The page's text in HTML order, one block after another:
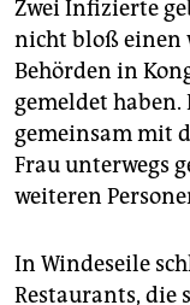
Zwei Infizierte
nicht bloß einen
Behörden in
gemeldet haben.
gemeinsam mit
Frau unterwegs
weiteren
In Windeseile
Restaurants, die